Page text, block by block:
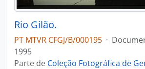
Rio Gilão.
PT MTVR CFGJ/B/000195 ·
1995
Parte de Coleção Fotográfica de